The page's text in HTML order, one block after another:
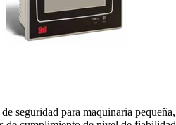
seguridad para maquinaria